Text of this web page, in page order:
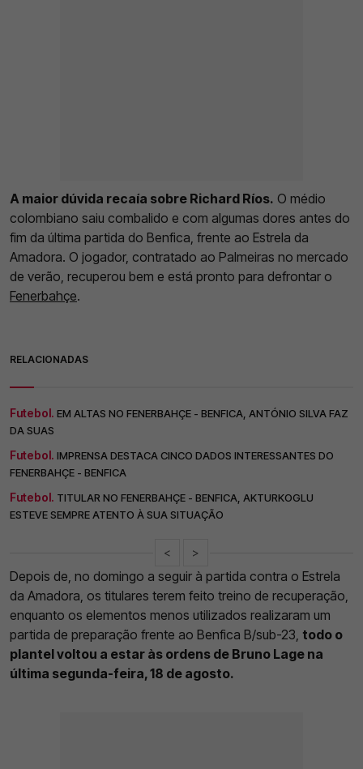
A maior dúvida recaía sobre Richard Ríos. O médio
colombiano saiu combalido e com algumas dores antes do
fim da última partida do Benfica, frente ao Estrela da
Amadora. O jogador, contratado ao Palmeiras no mercado
de verão, recuperou bem e está pronto para defrontar o
Fenerbahçe.
RELACIONADAS
Futebol. EM ALTAS NO FENERBAHÇE - BENFICA, ANTÓNIO SILVA FAZ
DA SUAS
Futebol. IMPRENSA DESTACA CINCO DADOS INTERESSANTES DO
FENERBAHÇE - BENFICA
Futebol. TITULAR NO FENERBAHÇE - BENFICA, AKTURKOGLU
ESTEVE SEMPRE ATENTO À SUA SITUAÇÃO
< >
Depois de, no domingo a seguir à partida contra o Estrela
da Amadora, os titulares terem feito treino de recuperação,
enquanto os elementos menos utilizados realizaram um
partida de preparação frente ao Benfica B/sub-23, todo o
plantel voltou a estar às ordens de Bruno Lage na
última segunda-feira, 18 de agosto.